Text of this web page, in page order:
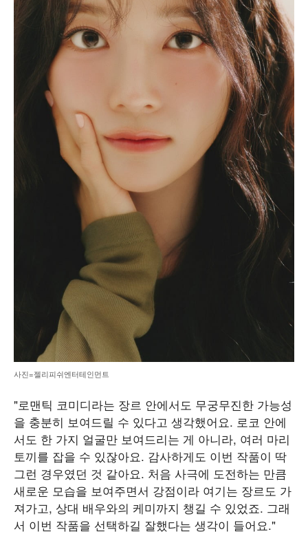
사진=젤리피쉬엔터테인먼트
"로맨틱 코미디라는 장르 안에서도 무궁무진한 가능성
을 충분히 보여드릴 수 있다고 생각했어요. 로코 안에
서도 한 가지 얼굴만 보여드리는 게 아니라, 여러 마리
토끼를 잡을 수 있잖아요. 감사하게도 이번 작품이 딱
그런 경우였던 것 같아요. 처음 사극에 도전하는 만큼
새로운 모습을 보여주면서 강점이라 여기는 장르도 가
져가고, 상대 배우와의 케미까지 챙길 수 있었죠. 그래
서 이번 작품을 선택하길 잘했다는 생각이 들어요."